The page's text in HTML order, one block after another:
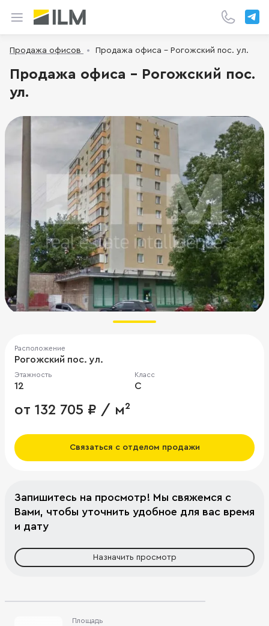
Продажа офисов Продажа офиса - Рогожский пос. ул.
Продажа офиса - Рогожский пос.
ул.
Расположение
Рогожский пос. ул.
Этажность
12
Класс
C
от 132 705 ₽ / м²
Связаться с отделом продажи
Запишитесь на просмотр! Мы свяжемся с
Вами, чтобы уточнить удобное для вас время
и дату
Назначить просмотр
Площадь